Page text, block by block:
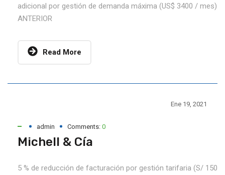
adicional por gestión de demanda máxima (US$ 3400 / mes)
ANTERIOR
Read More
Ene 19, 2021
admin Comments: 0
Michell & Cía
5 % de reducción de facturación por gestión tarifaria (S/ 150